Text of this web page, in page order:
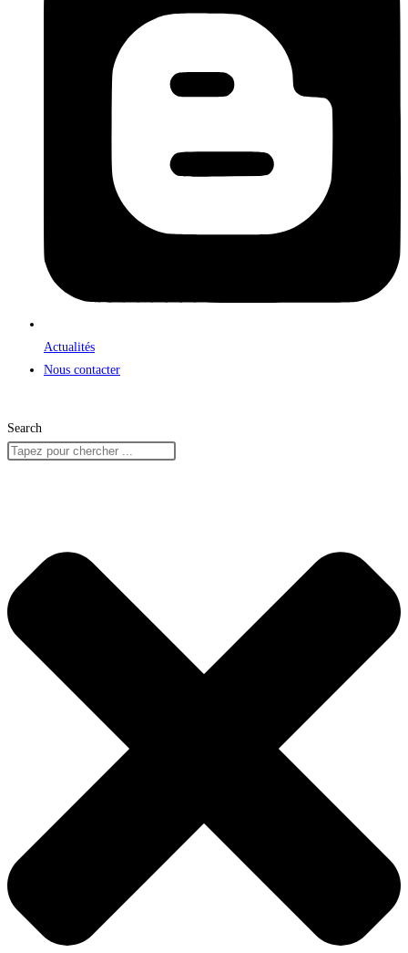
Actualités
Nous contacter
Search